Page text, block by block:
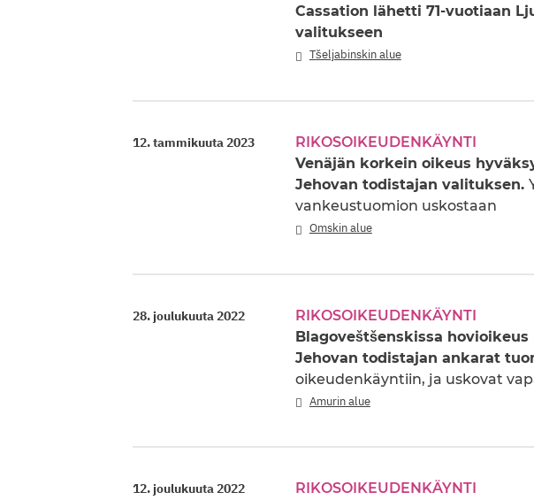
Cassation lähetti 71-vuotiaan
valitukseen
Tšeljabinskin alue
12. tammikuuta 2023
RIKOSOIKEUDENKÄYNTI
Venäjän korkein oikeus
Jehovan todistajan valituksen.
vankeustuomion uskostaan
Omskin alue
28. joulukuuta 2022
RIKOSOIKEUDENKÄYNTI
Blagoveštšenskissa
Jehovan todistajan ankarat
oikeudenkäyntiin, ja uskovat
Amurin alue
12. joulukuuta 2022
RIKOSOIKEUDENKÄYNTI